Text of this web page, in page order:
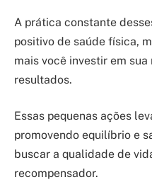
A prática constante
positivo de saúde física,
mais você investir em
resultados.
Essas pequenas ações
promovendo equilíbrio e
buscar a qualidade de
recompensador.